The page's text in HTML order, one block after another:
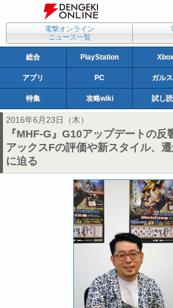
電撃オンライン
ニュース一覧
総合 PlayStation
アプリ PC ガル
特集 攻略wiki 試し
2016年6月23日（木）
『MHF-G』G10アップデートの
アックスFの評価や新スタイル、
に迫る